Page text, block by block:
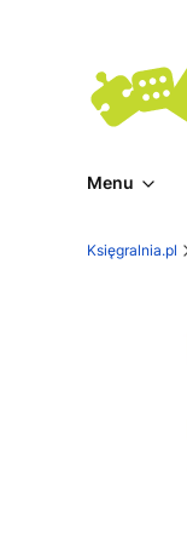
Menu
Księgralnia.pl